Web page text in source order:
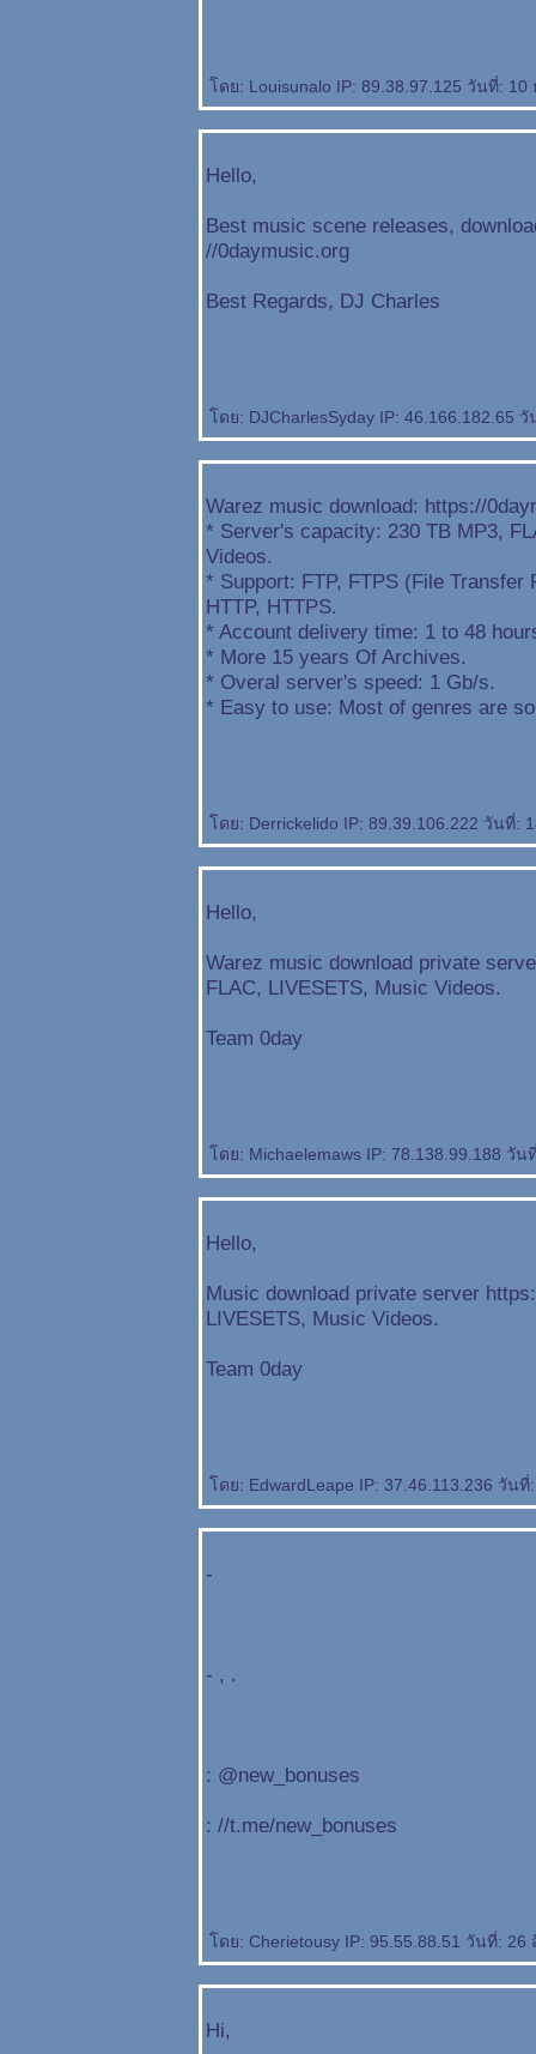
ดย: Louisunalo IP: 89.38.97.125 วันที่: 10
Hello,
Best music scene releases,
//0daymusic.org
Best Regards, DJ Charles
ดย: DJCharlesSyday IP: 46.166.182.65
Warez music download: https://
* Server's capacity: 230 TB MP3,
Videos.
* Support: FTP, FTPS (File Transfer
HTTP, HTTPS.
* Account delivery time: 1 to 48
* More 15 years Of Archives.
* Overal server's speed: 1 Gb/s.
* Easy to use: Most of genres are
ดย: Derrickelido IP: 89.39.106.222 วันที่:
Hello,
Warez music download private
FLAC, LIVESETS, Music Videos.
Team 0day
ดย: Michaelemaws IP: 78.138.99.188 วัน
Hello,
Music download private server
LIVESETS, Music Videos.
Team 0day
ดย: EdwardLeape IP: 37.46.113.236 วัน
-
- , .
: @new_bonuses
: //t.me/new_bonuses
ดย: Cherietousy IP: 95.55.88.51 วันที่: 26
Hi,